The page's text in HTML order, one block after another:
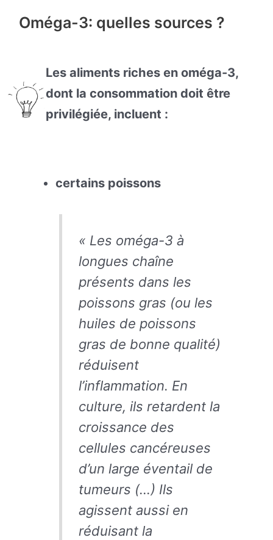
Oméga-3: quelles sources ?
Les aliments riches en oméga-3,
dont la consommation doit être
privilégiée, incluent :
certains poissons
« Les oméga-3 à
longues chaîne
présents dans les
poissons gras (ou les
huiles de poissons
gras de bonne qualité)
réduisent
l’inflammation. En
culture, ils retardent la
croissance des
cellules cancéreuses
d’un large éventail de
tumeurs (…) Ils
agissent aussi en
réduisant la